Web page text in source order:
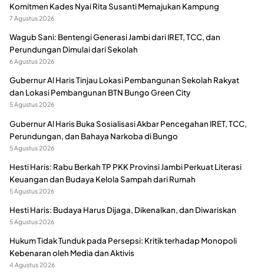
Komitmen Kades Nyai Rita Susanti Memajukan Kampung
7 Agustus 2026
Wagub Sani: Bentengi Generasi Jambi dari IRET, TCC, dan
Perundungan Dimulai dari Sekolah
6 Agustus 2026
Gubernur Al Haris Tinjau Lokasi Pembangunan Sekolah Rakyat
dan Lokasi Pembangunan BTN Bungo Green City
5 Agustus 2026
Gubernur Al Haris Buka Sosialisasi Akbar Pencegahan IRET, TCC,
Perundungan, dan Bahaya Narkoba di Bungo
5 Agustus 2026
Hesti Haris: Rabu Berkah TP PKK Provinsi Jambi Perkuat Literasi
Keuangan dan Budaya Kelola Sampah dari Rumah
5 Agustus 2026
Hesti Haris: Budaya Harus Dijaga, Dikenalkan, dan Diwariskan
5 Agustus 2026
Hukum Tidak Tunduk pada Persepsi: Kritik terhadap Monopoli
Kebenaran oleh Media dan Aktivis
4 Agustus 2026